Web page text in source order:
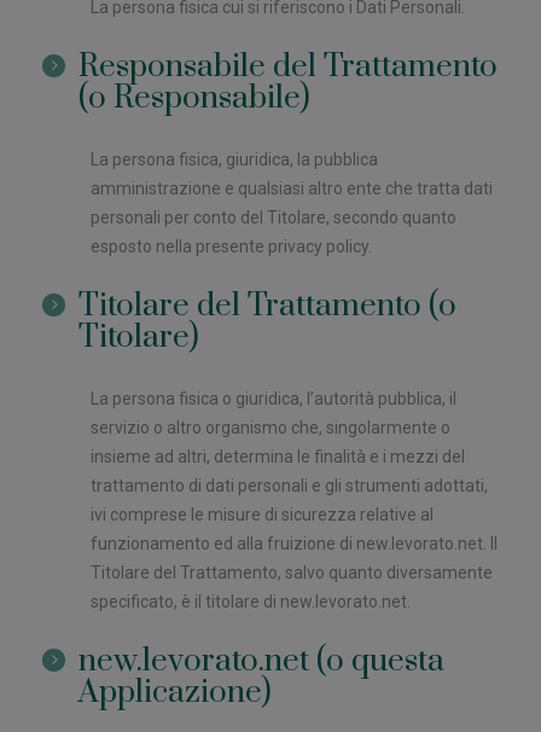
La persona fisica cui si riferiscono i Dati Personali.
Responsabile del Trattamento
(o Responsabile)
La persona fisica, giuridica, la pubblica
amministrazione e qualsiasi altro ente che tratta dati
personali per conto del Titolare, secondo quanto
esposto nella presente privacy policy.
Titolare del Trattamento (o
Titolare)
La persona fisica o giuridica, l’autorità pubblica, il
servizio o altro organismo che, singolarmente o
insieme ad altri, determina le finalità e i mezzi del
trattamento di dati personali e gli strumenti adottati,
ivi comprese le misure di sicurezza relative al
funzionamento ed alla fruizione di new.levorato.net. Il
Titolare del Trattamento, salvo quanto diversamente
specificato, è il titolare di new.levorato.net.
new.levorato.net (o questa
Applicazione)